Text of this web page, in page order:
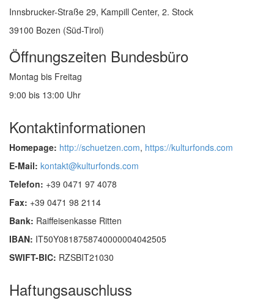
Innsbrucker-Straße 29, Kampill Center, 2. Stock
39100 Bozen (Süd-Tirol)
Öffnungszeiten Bundesbüro
Montag bis Freitag
9:00 bis 13:00 Uhr
Kontaktinformationen
Homepage: http://schuetzen.com, https://kulturfonds.com
E-Mail: kontakt@kulturfonds.com
Telefon: +39 0471 97 4078
Fax: +39 0471 98 2114
Bank: Raiffeisenkasse Ritten
IBAN: IT50Y0818758740000004042505
SWIFT-BIC: RZSBIT21030
Haftungsauschluss